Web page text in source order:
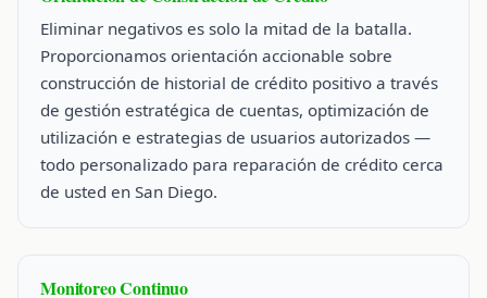
Eliminar negativos es solo la mitad de la batalla.
Proporcionamos orientación accionable sobre
construcción de historial de crédito positivo a través
de gestión estratégica de cuentas, optimización de
utilización e estrategias de usuarios autorizados —
todo personalizado para reparación de crédito cerca
de usted en San Diego.
Monitoreo Continuo